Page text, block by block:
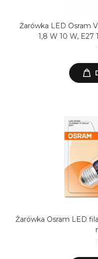
Żarówka LED Osram
1,8 W 10 W,
Żarówka Osram LED